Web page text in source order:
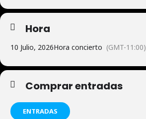
Hora
10 Julio, 2026Hora concierto (GMT-11:00)
Comprar entradas
ENTRADAS